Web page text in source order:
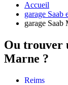
Accueil
garage Saab
garage Saab
Ou trouver
Marne ?
Reims